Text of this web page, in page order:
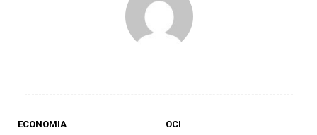
ECONOMIA OCI